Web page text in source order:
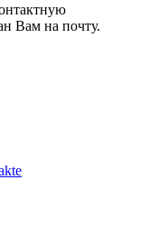
Вам на почту.